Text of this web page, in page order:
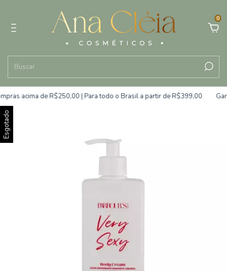
0
acima de R$250,00 | Para todo o Brasil a partir de R$399,00
Esgotado